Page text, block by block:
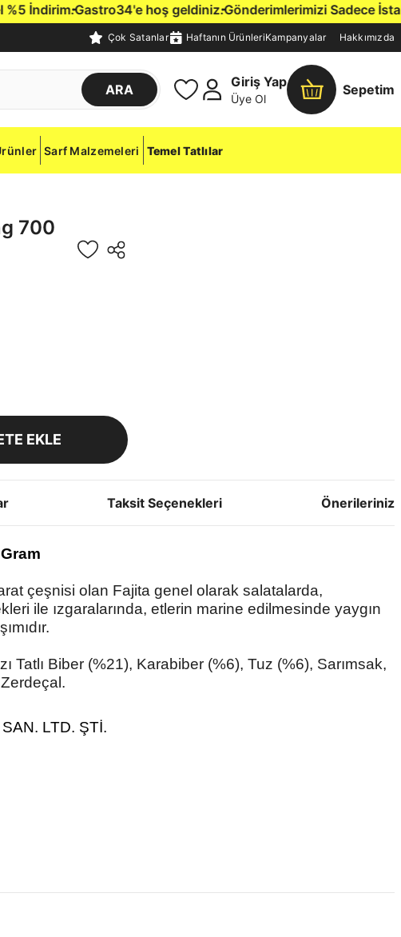
İndirim.Gastro34'e hoş geldiniz.Gönderimlerimizi Sadece
Çok Satanlar Haftanın ÜrünleriKampanyalar Hakkımızda
ARA
Giriş Yap
Üye Ol
Sepetim
Sarf Malzemeleri Temel Tatlılar
700
EKLE
Taksit Seçenekleri Önerileriniz
çeşnisi olan Fajita genel olarak salatalarda,
ile ızgaralarında, etlerin marine edilmesinde yaygın
Tatlı Biber (%21), Karabiber (%6), Tuz (%6), Sarımsak,
Zerdeçal.
LTD. ŞTİ.